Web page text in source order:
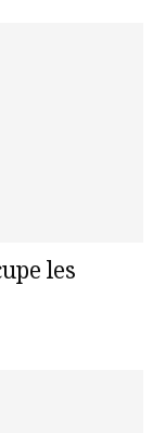
les